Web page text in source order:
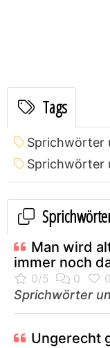
Tags
Sprichwörter
Sprichwörter
Man wird
immer noch
Sprichwörter
Ungerecht